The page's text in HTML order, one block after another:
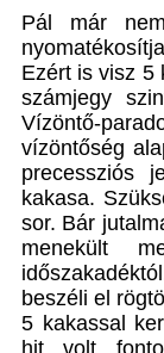
Pál már
Ezért is visz 5
számjegy
Vízöntő-
vízöntőség
precessziós
kakasa.
sor. Bár
menekült
beszéli el
5 kakassal
hit volt